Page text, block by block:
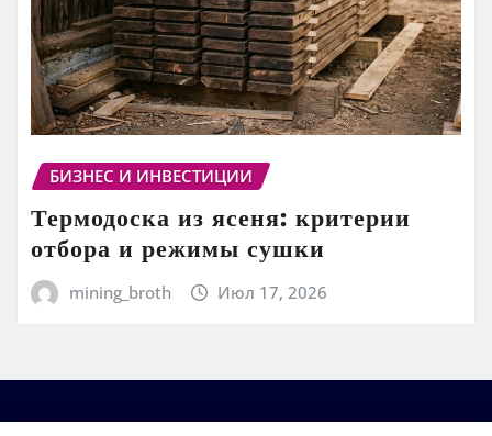
БИЗНЕС И ИНВЕСТИЦИИ
Термодоска из ясеня: критерии
отбора и режимы сушки
mining_broth Июл 17, 2026